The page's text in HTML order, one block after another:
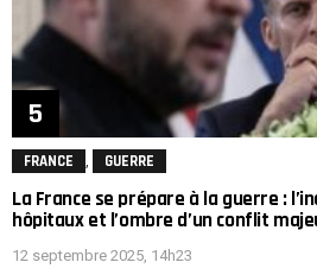
FRANCE GUERRE
La France se prépare à la guerre :
hôpitaux et l’ombre d’un conflit
12 septembre 2025, 14h23